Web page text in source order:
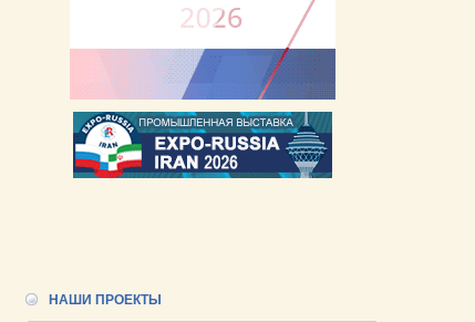
НАШИ ПРОЕКТЫ